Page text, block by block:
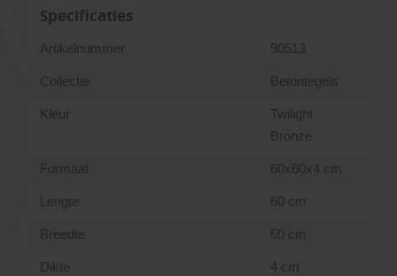
Specificaties
Artikelnummer 90513
Collectie Betontegels
Kleur
Twilight
Bronze
Formaat 60x60x4 cm
Lengte 60 cm
Breedte 60 cm
Dikte 4 cm